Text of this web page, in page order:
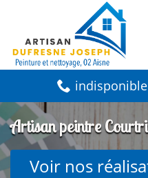
indisponible
Artisan peintre
Voir nos